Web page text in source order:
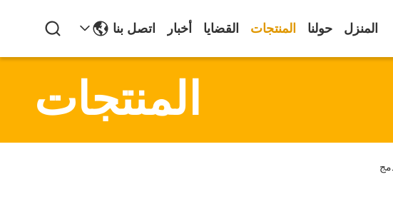
المنزل حولنا المنتجات القضايا أخبار اتصل بنا
المنتجات